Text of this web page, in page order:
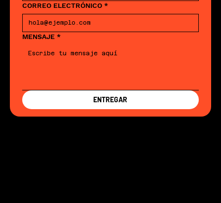
CORREO ELECTRÓNICO *
MENSAJE *
ENTREGAR